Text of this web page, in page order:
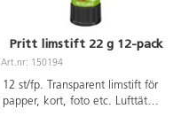
Pritt limstift 22 g 12-pack
Art.nr: 150194
12 st/fp. Transparent limstift för
papper, kort, foto etc. Lufttät